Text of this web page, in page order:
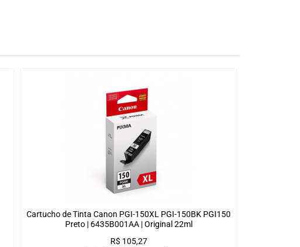
Cartucho de Tinta Canon PGI-150XL PGI-150BK PGI150
Preto | 6435B001AA | Original 22ml
R$ 105,27